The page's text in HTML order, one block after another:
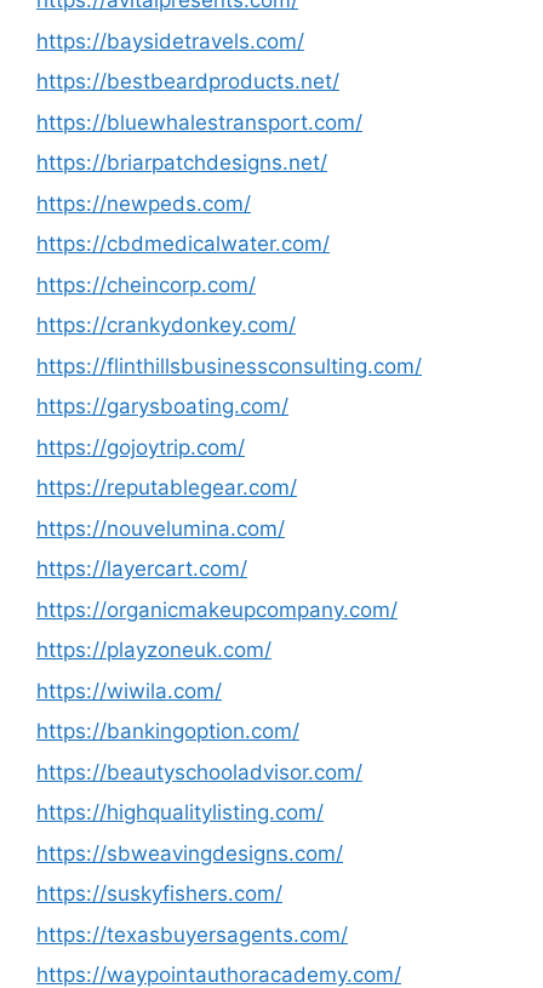
https://baysidetravels.com/
https://bestbeardproducts.net/
https://bluewhalestransport.com/
https://briarpatchdesigns.net/
https://newpeds.com/
https://cbdmedicalwater.com/
https://cheincorp.com/
https://crankydonkey.com/
https://flinthillsbusinessconsulting.com/
https://garysboating.com/
https://gojoytrip.com/
https://reputablegear.com/
https://nouvelumina.com/
https://layercart.com/
https://organicmakeupcompany.com/
https://playzoneuk.com/
https://wiwila.com/
https://bankingoption.com/
https://beautyschooladvisor.com/
https://highqualitylisting.com/
https://sbweavingdesigns.com/
https://suskyfishers.com/
https://texasbuyersagents.com/
https://waypointauthoracademy.com/